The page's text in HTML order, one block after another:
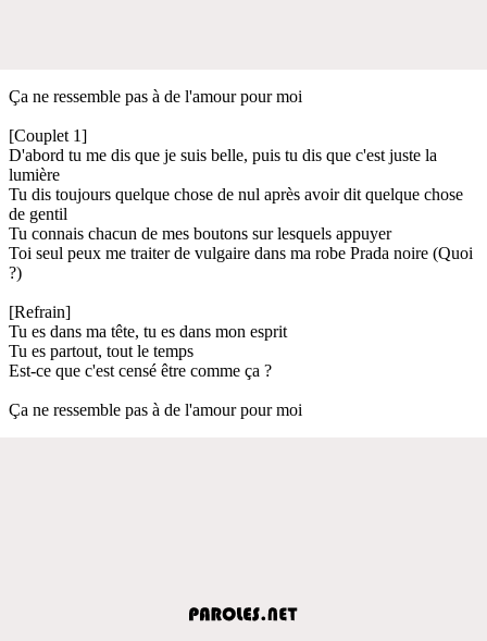
Ça ne ressemble pas à de l'amour pour moi
[Couplet 1]
D'abord tu me dis que je suis belle, puis tu dis que c'est juste la
lumière
Tu dis toujours quelque chose de nul après avoir dit quelque chose
de gentil
Tu connais chacun de mes boutons sur lesquels appuyer
Toi seul peux me traiter de vulgaire dans ma robe Prada noire (Quoi
?)
[Refrain]
Tu es dans ma tête, tu es dans mon esprit
Tu es partout, tout le temps
Est-ce que c'est censé être comme ça ?
Ça ne ressemble pas à de l'amour pour moi